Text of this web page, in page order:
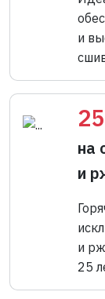
и
на
и
и
25